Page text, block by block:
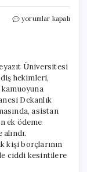
Diş
Ortak
Tepki
için
yorumlar kapalı
Üniversitesi
hekimleri,
kamuoyuna
Dekanlık
asistan
ek ödeme
kişi borçlarının
ciddi kesintilere